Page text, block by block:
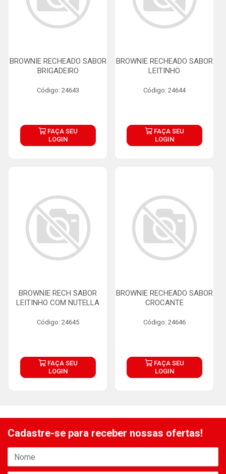
BROWNIE RECHEADO SABOR
BRIGADEIRO
Código: 24643
FAÇA SEU
LOGIN
BROWNIE RECHEADO SABOR
LEITINHO
Código: 24644
FAÇA SEU
LOGIN
BROWNIE RECH SABOR
LEITINHO COM NUTELLA
Código: 24645
FAÇA SEU
LOGIN
BROWNIE RECHEADO SABOR
CROCANTE
Código: 24646
FAÇA SEU
LOGIN
Cadastre-se para receber nossas ofertas!